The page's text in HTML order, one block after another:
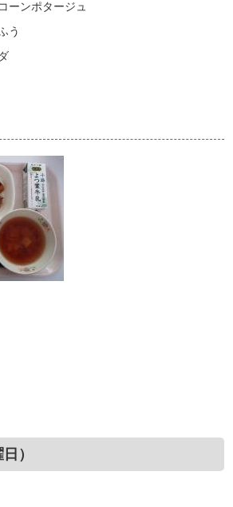
ーンポタージュ
う
）